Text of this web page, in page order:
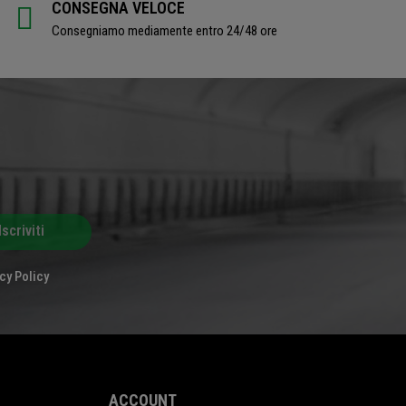
CONSEGNA VELOCE
Consegniamo mediamente entro 24/48 ore
Policy
ACCOUNT